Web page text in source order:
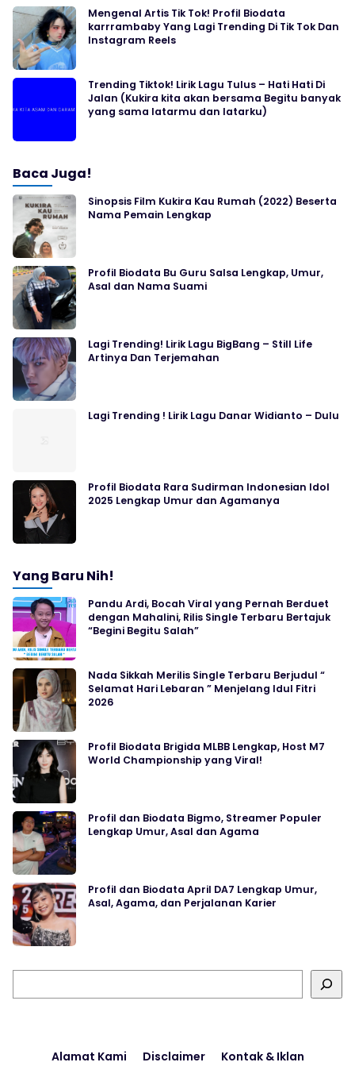
Mengenal Artis Tik Tok! Profil Biodata
karrrambaby Yang Lagi Trending Di Tik Tok Dan
Instagram Reels
Trending Tiktok! Lirik Lagu Tulus – Hati Hati Di
Jalan (Kukira kita akan bersama Begitu banyak
yang sama latarmu dan latarku)
Baca Juga!
Sinopsis Film Kukira Kau Rumah (2022) Beserta
Nama Pemain Lengkap
Profil Biodata Bu Guru Salsa Lengkap, Umur,
Asal dan Nama Suami
Lagi Trending! Lirik Lagu BigBang – Still Life
Artinya Dan Terjemahan
Lagi Trending ! Lirik Lagu Danar Widianto – Dulu
Profil Biodata Rara Sudirman Indonesian Idol
2025 Lengkap Umur dan Agamanya
Yang Baru Nih!
Pandu Ardi, Bocah Viral yang Pernah Berduet
dengan Mahalini, Rilis Single Terbaru Bertajuk
“Begini Begitu Salah”
Nada Sikkah Merilis Single Terbaru Berjudul “
Selamat Hari Lebaran ” Menjelang Idul Fitri
2026
Profil Biodata Brigida MLBB Lengkap, Host M7
World Championship yang Viral!
Profil dan Biodata Bigmo, Streamer Populer
Lengkap Umur, Asal dan Agama
Profil dan Biodata April DA7 Lengkap Umur,
Asal, Agama, dan Perjalanan Karier
Alamat Kami Disclaimer Kontak & Iklan